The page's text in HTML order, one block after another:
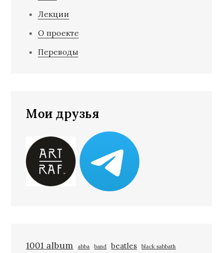
Лекции
О проекте
Переводы
Мои друзья
1001 album abba band beatles black sabbath